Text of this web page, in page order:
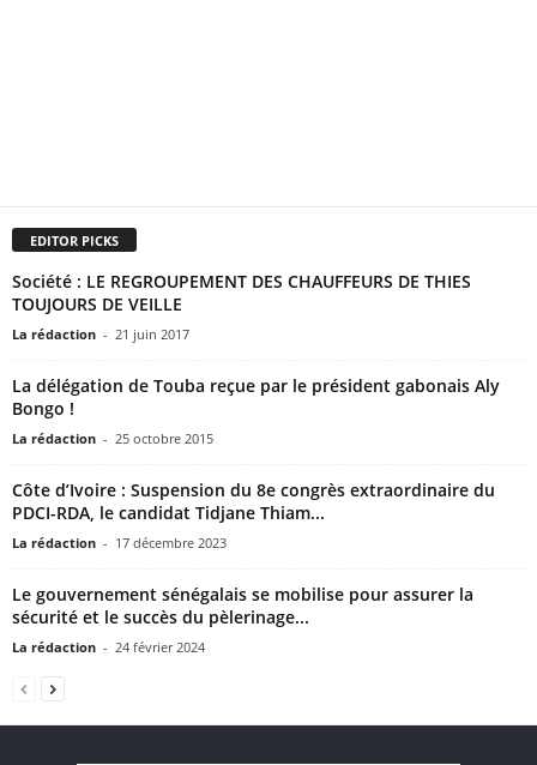
EDITOR PICKS
Société : LE REGROUPEMENT DES CHAUFFEURS DE THIES
TOUJOURS DE VEILLE
La rédaction - 21 juin 2017
La délégation de Touba reçue par le président gabonais Aly
Bongo !
La rédaction - 25 octobre 2015
Côte d’Ivoire : Suspension du 8e congrès extraordinaire du
PDCI-RDA, le candidat Tidjane Thiam...
La rédaction - 17 décembre 2023
Le gouvernement sénégalais se mobilise pour assurer la
sécurité et le succès du pèlerinage...
La rédaction - 24 février 2024